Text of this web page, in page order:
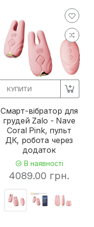
КУПИТИ
Смарт-вібратор для
грудей Zalo - Nave
Coral Pink, пульт
ДК, робота через
додаток
В наявності
4089.00 грн.